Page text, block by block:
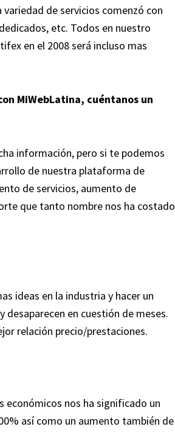
de servicios comenzó con
etc. Todos en nuestro
en el 2008 será incluso mas
MiWebLatina, cuéntanos un
información, pero si te podemos
de nuestra plataforma de
de servicios, aumento de
que tanto nombre nos ha costado
ideas en la industria y hacer un
en cuestión de meses.
relación precio/prestaciones.
económicos nos ha significado un
así como un aumento también de